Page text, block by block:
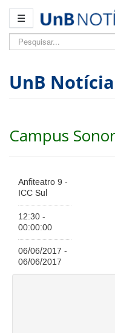
☰
Pesquisar...
UnB
Campus
Anfiteatro 9 -
ICC Sul
12:30 -
00:00:00
06/06/2017 -
06/06/2017